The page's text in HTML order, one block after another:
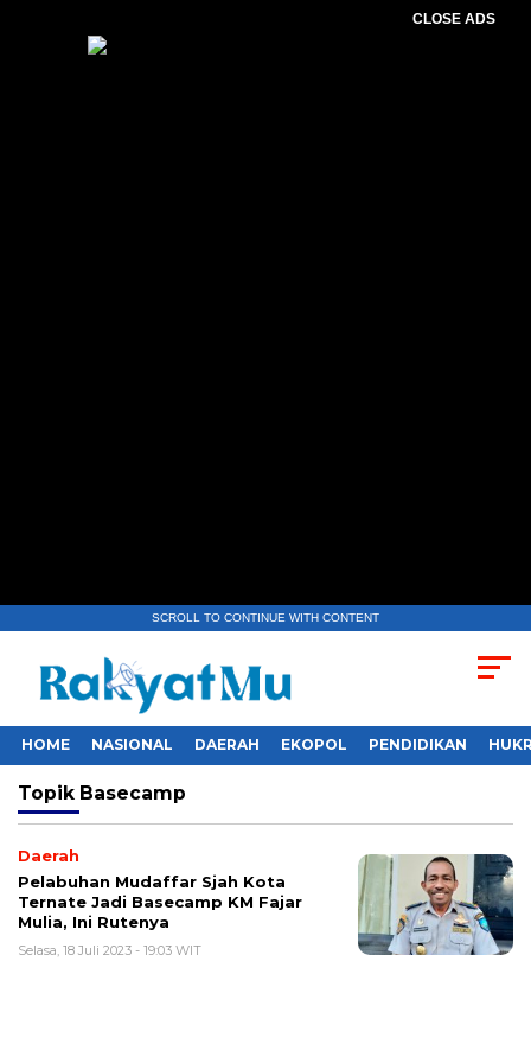
CLOSE ADS
SCROLL TO CONTINUE WITH CONTENT
HOME NASIONAL DAERAH EKOPOL PENDIDIKAN
Topik Basecamp
Daerah
Pelabuhan Mudaffar Sjah Kota
Ternate Jadi Basecamp KM Fajar
Mulia, Ini Rutenya
Selasa, 18 Juli 2023 - 19:03 WIT